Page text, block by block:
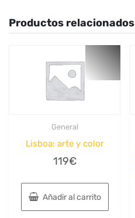
Productos relacionados
General
Lisboa: arte y color
119€
Añadir al carrito